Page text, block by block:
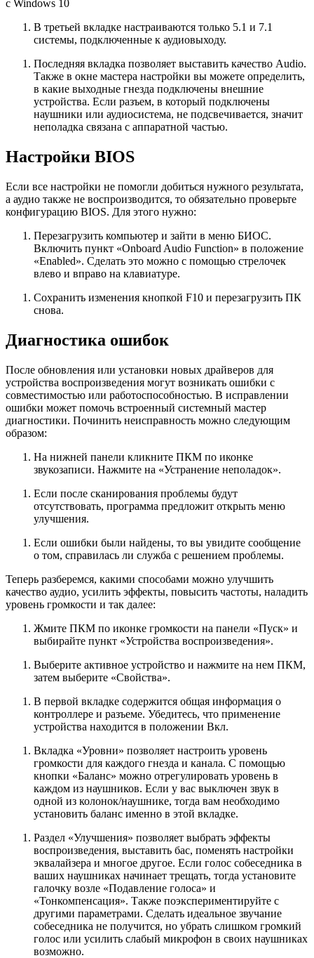
с Windows 10
В третьей вкладке настраиваются только 5.1 и 7.1
системы, подключенные к аудиовыходу.
Последняя вкладка позволяет выставить качество Audio.
Также в окне мастера настройки вы можете определить,
в какие выходные гнезда подключены внешние
устройства. Если разъем, в который подключены
наушники или аудиосистема, не подсвечивается, значит
неполадка связана с аппаратной частью.
Настройки BIOS
Если все настройки не помогли добиться нужного результата,
а аудио также не воспроизводится, то обязательно проверьте
конфигурацию BIOS. Для этого нужно:
Перезагрузить компьютер и зайти в меню БИОС.
Включить пункт «Onboard Audio Function» в положение
«Enabled». Сделать это можно с помощью стрелочек
влево и вправо на клавиатуре.
Сохранить изменения кнопкой F10 и перезагрузить ПК
снова.
Диагностика ошибок
После обновления или установки новых драйверов для
устройства воспроизведения могут возникать ошибки с
совместимостью или работоспособностью. В исправлении
ошибки может помочь встроенный системный мастер
диагностики. Починить неисправность можно следующим
образом:
На нижней панели кликните ПКМ по иконке
звукозаписи. Нажмите на «Устранение неполадок».
Если после сканирования проблемы будут
отсутствовать, программа предложит открыть меню
улучшения.
Если ошибки были найдены, то вы увидите сообщение
о том, справилась ли служба с решением проблемы.
Теперь разберемся, какими способами можно улучшить
качество аудио, усилить эффекты, повысить частоты, наладить
уровень громкости и так далее:
Жмите ПКМ по иконке громкости на панели «Пуск» и
выбирайте пункт «Устройства воспроизведения».
Выберите активное устройство и нажмите на нем ПКМ,
затем выберите «Свойства».
В первой вкладке содержится общая информация о
контроллере и разъеме. Убедитесь, что применение
устройства находится в положении Вкл.
Вкладка «Уровни» позволяет настроить уровень
громкости для каждого гнезда и канала. С помощью
кнопки «Баланс» можно отрегулировать уровень в
каждом из наушников. Если у вас выключен звук в
одной из колонок/наушнике, тогда вам необходимо
установить баланс именно в этой вкладке.
Раздел «Улучшения» позволяет выбрать эффекты
воспроизведения, выставить бас, поменять настройки
эквалайзера и многое другое. Если голос собеседника в
ваших наушниках начинает трещать, тогда установите
галочку возле «Подавление голоса» и
«Тонкомпенсация». Также поэкспериментируйте с
другими параметрами. Сделать идеальное звучание
собеседника не получится, но убрать слишком громкий
голос или усилить слабый микрофон в своих наушниках
возможно.